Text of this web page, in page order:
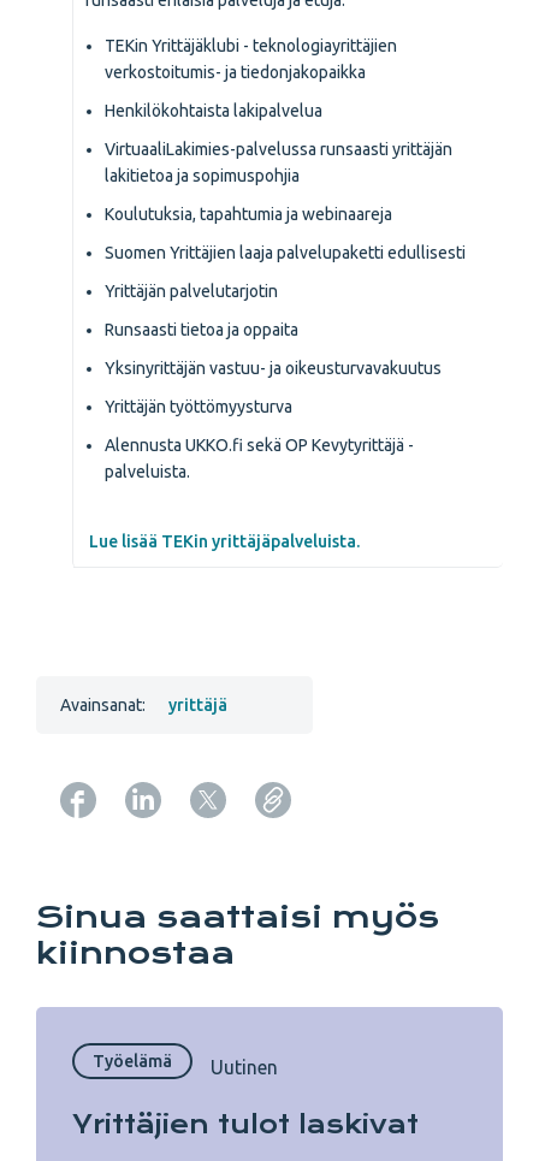
TEKin Yrittäjäklubi - teknologiayrittäjien
verkostoitumis- ja tiedonjakopaikka
Henkilökohtaista lakipalvelua
VirtuaaliLakimies-palvelussa runsaasti yrittäjän
lakitietoa ja sopimuspohjia
Koulutuksia, tapahtumia ja webinaareja
Suomen Yrittäjien laaja palvelupaketti edullisesti
Yrittäjän palvelutarjotin
Runsaasti tietoa ja oppaita
Yksinyrittäjän vastuu- ja oikeusturvavakuutus
Yrittäjän työttömyysturva
Alennusta UKKO.fi sekä OP Kevytyrittäjä -
palveluista.
Lue lisää TEKin yrittäjäpalveluista.
Avainsanat: yrittäjä
Sinua saattaisi myös
kiinnostaa
Työelämä Uutinen
Yrittäjien tulot laskivat